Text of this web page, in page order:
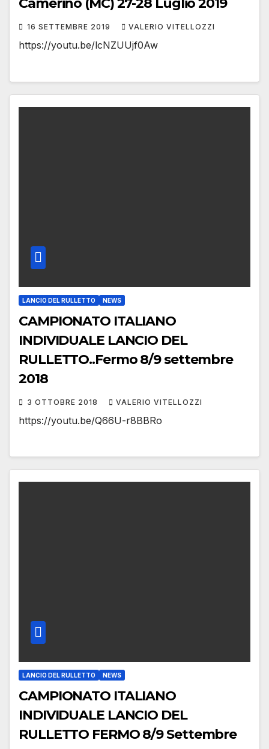
Camerino (MC) 27-28 Luglio 2019
16 SETTEMBRE 2019 VALERIO VITELLOZZI
https://youtu.be/lcNZUUjf0Aw
LANCIO DEL RULLETTO NEWS
CAMPIONATO ITALIANO
INDIVIDUALE LANCIO DEL
RULLETTO..Fermo 8/9 settembre
2018
3 OTTOBRE 2018 VALERIO VITELLOZZI
https://youtu.be/Q66U-r8BBRo
LANCIO DEL RULLETTO NEWS
CAMPIONATO ITALIANO
INDIVIDUALE LANCIO DEL
RULLETTO FERMO 8/9 Settembre